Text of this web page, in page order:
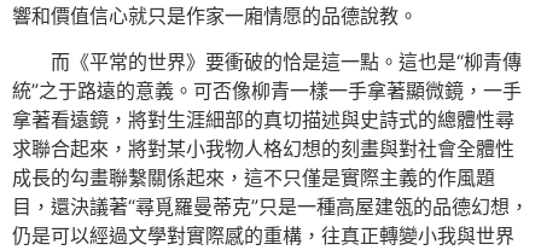
響和價值信心就只是作家一廂情愿的品德說教。
而《平常的世界》要衝破的恰是這一點。這也是“柳青傳
統”之于路遠的意義。可否像柳青一樣一手拿著顯微鏡，一手
拿著看遠鏡，將對生涯細部的真切描述與史詩式的總體性尋
求聯合起來，將對某小我物人格幻想的刻畫與對社會全體性
成長的勾畫聯繫關係起來，這不只僅是實際主義的作風題
目，還決議著“尋覓羅曼蒂克”只是一種高屋建瓴的品德幻想，
仍是可以經過文學對實際感的重構，往真正轉變小我與世界